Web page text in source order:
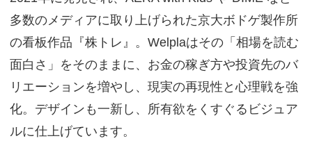
多数のメディアに取り上げられた京大ボドゲ製作所
の看板作品『株トレ』。Welplaはその「相場を読む
面白さ」をそのままに、お金の稼ぎ方や投資先のバ
リエーションを増やし、現実の再現性と心理戦を強
化。デザインも一新し、所有欲をくすぐるビジュア
ルに仕上げています。